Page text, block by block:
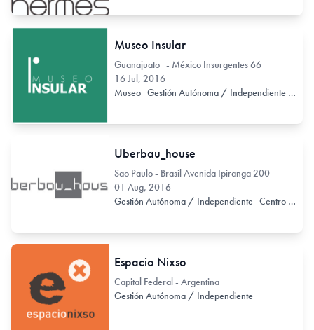
Museo Insular
Guanajuato - México Insurgentes 66
16 Jul, 2016
Museo Gestión Autónoma / Independiente
Uberbau_house
Sao Paulo - Brasil Avenida Ipiranga 200
01 Aug, 2016
Gestión Autónoma / Independiente Centro de Documentación
Espacio Nixso
Capital Federal - Argentina
Gestión Autónoma / Independiente